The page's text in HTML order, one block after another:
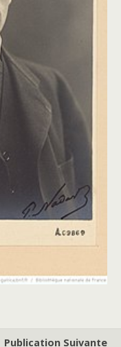
Publication Suivante